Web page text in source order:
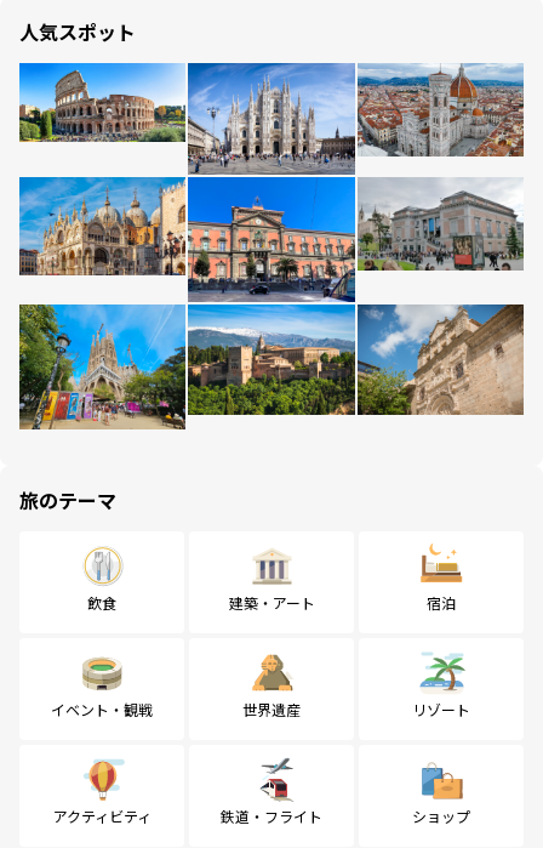
人気スポット
旅のテーマ
飲食 建築・アート 宿泊
イベント・観戦 世界遺産 リゾート
アクティビティ 鉄道・フライト ショップ